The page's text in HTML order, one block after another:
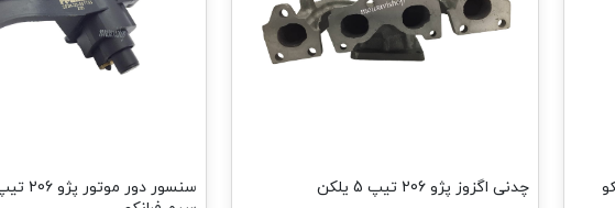
چدنی اگزوز پژو 206 تیپ 5 یلکن